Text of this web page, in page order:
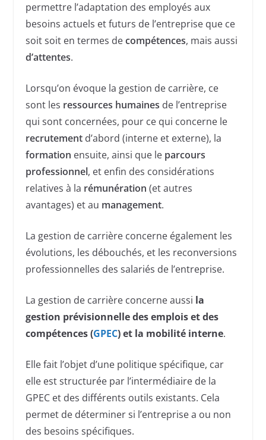
permettre l’adaptation des employés aux
besoins actuels et futurs de l’entreprise que ce
soit soit en termes decompétences, mais aussi
d’attentes.
Lorsqu’on évoque la gestion de carrière, ce
sont les ressources humaines de l’entreprise
qui sont concernées, pour ce qui concerne le
recrutementd’abord (interne et externe), la
formation ensuite, ainsi que le parcours
professionnel, et enfin des considérations
relatives à la rémunération (et autres
avantages) et au management.
La gestion de carrière concerne également les
évolutions, les débouchés, et les reconversions
professionnelles des salariés de l’entreprise.
La gestion de carrière concerne aussi la
gestion prévisionnelle des emplois et des
compétences (GPEC) et la mobilité interne.
Elle fait l’objet d’une politique spécifique, car
elle est structurée par l’intermédiaire de la
GPEC et des différents outils existants. Cela
permet de déterminer si l’entreprise a ou non
des besoins spécifiques.